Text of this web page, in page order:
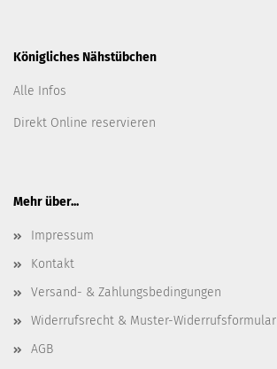
Königliches Nähstübchen
Alle Infos
Direkt Online reservieren
Mehr über...
Impressum
Kontakt
Versand- & Zahlungsbedingungen
Widerrufsrecht & Muster-Widerrufsformular
AGB